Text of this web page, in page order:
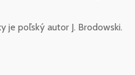
je poľský autor J. Brodowski.